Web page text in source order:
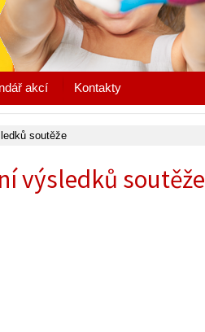
akcí Kontakty
soutěže
výsledků soutěže